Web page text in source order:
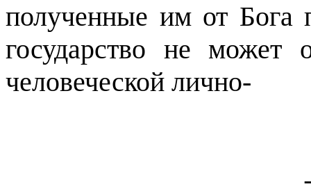
полученные им от Бога
государство не может
человеческой лично-